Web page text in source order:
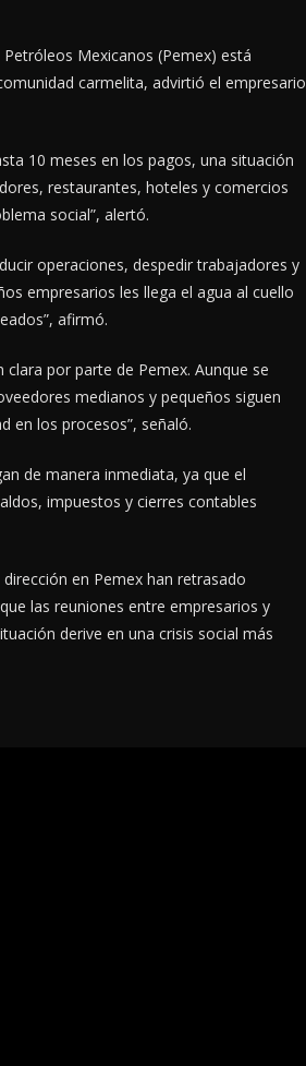
Mexicanos (Pemex) está
carmelita, advirtió el empresario
10 meses en los pagos, una situación
restaurantes, hoteles y comercios
social”, alertó.
operaciones, despedir trabajadores y
empresarios les llega el agua al cuello
afirmó.
por parte de Pemex. Aunque se
medianos y pequeños siguen
en los procesos”, señaló.
de manera inmediata, ya que el
impuestos y cierres contables
en Pemex han retrasado
las reuniones entre empresarios y
derive en una crisis social más